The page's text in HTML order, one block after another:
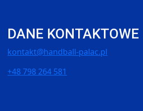
DANE KONTAKTOWE
kontakt@handball-palac.pl
+48 798 264 581